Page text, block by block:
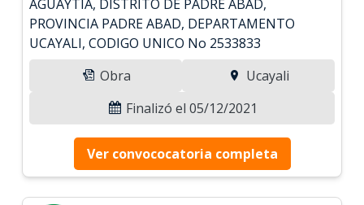
AGUAYTIA, DISTRITO DE PADRE ABAD,
PROVINCIA PADRE ABAD, DEPARTAMENTO
UCAYALI, CODIGO UNICO No 2533833
Obra
Ucayali
Finalizó el 05/12/2021
Ver convococatoria completa